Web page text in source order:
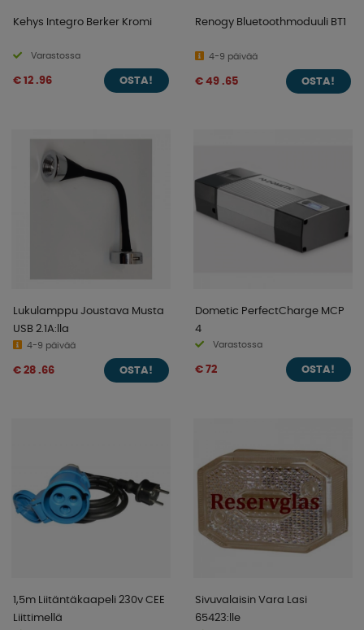
Kehys Integro Berker Kromi
Varastossa
€ 12 .96 OSTA!
Renogy Bluetoothmoduuli BT1
4-9 päivää
€ 49 .65 OSTA!
Lukulamppu Joustava Musta
USB 2.1A:lla
4-9 päivää
€ 28 .66 OSTA!
Dometic PerfectCharge MCP
4
Varastossa
€ 72 OSTA!
1,5m Liitäntäkaapeli 230v CEE
Liittimellä
Sivuvalaisin Vara Lasi
65423:lle